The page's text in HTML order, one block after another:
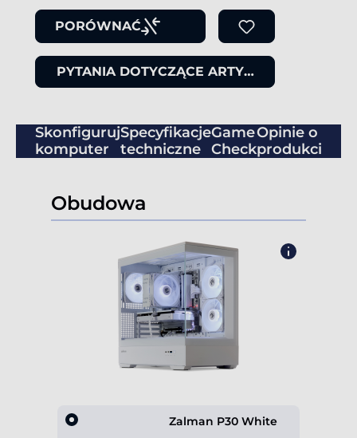
PORÓWNAĆ
PYTANIA DOTYCZĄCE ARTYKUŁU
Skonfiguruj
komputer
Specyfikacje
techniczne
Game
Check
Opinie o
produkcie
Obudowa
Zalman P30 White